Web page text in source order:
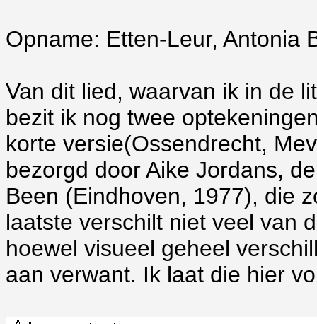
Opname: Etten-Leur, Antonia
Van dit lied, waarvan ik in de
bezit ik nog twee
korte versie(Ossendrecht,
bezorgd door Aike Jordans,
Been (Eindhoven, 1977), die
laatste verschilt niet veel van
hoewel visueel geheel
aan verwant. Ik laat die hier